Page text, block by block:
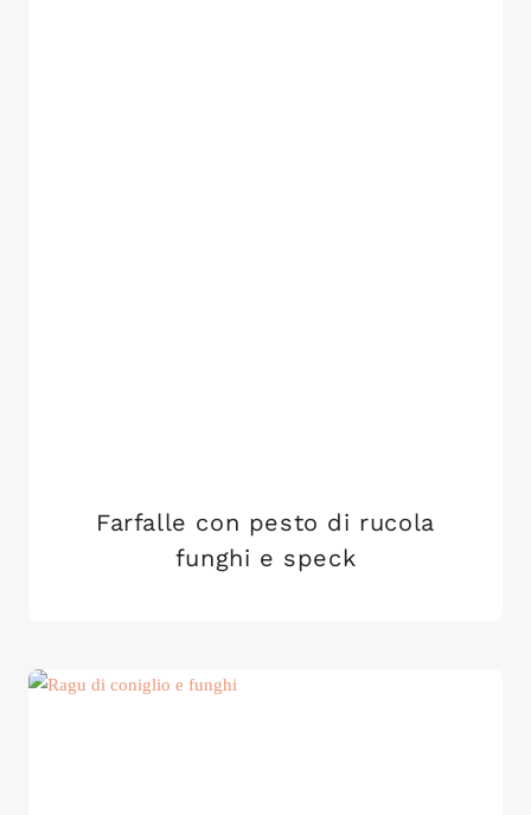
Farfalle con pesto di rucola
funghi e speck